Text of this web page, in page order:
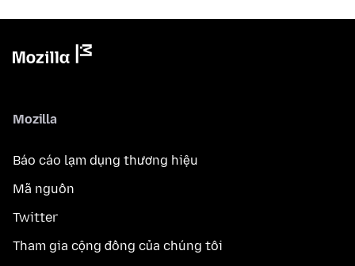
Mozilla
Báo cáo lạm dụng thương hiệu
Mã nguồn
Twitter
Tham gia cộng đồng của chúng tôi